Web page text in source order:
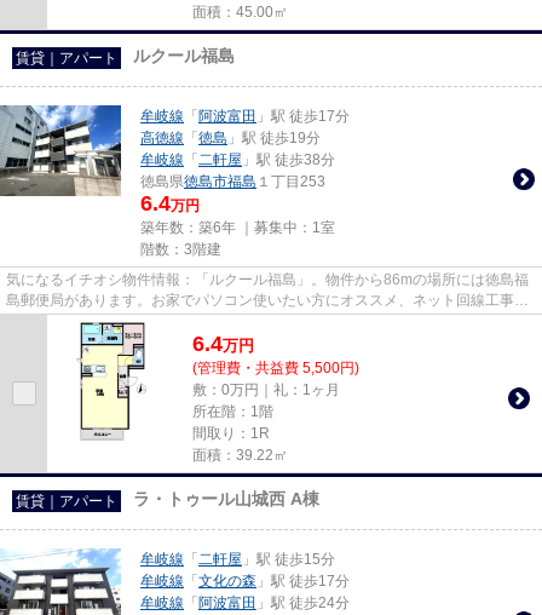
面積：45.00㎡
賃貸｜アパート ルクール福島
牟岐線 「 阿波富田 」駅 徒歩17分
高徳線 「 徳島 」駅 徒歩19分
牟岐線 「 二軒屋 」駅 徒歩38分
徳島県徳島市福島 １丁目253
6.4万円
築年数：築6年 ｜募集中： 1室
階数：3階建
気になるイチオシ物件情報：「ルクール福島」。物件から86mの場所には徳島福
島郵便局があります。お家でパソコン使いたい方にオススメ、ネット回線工事済
み物件。こちらの物件は築5年...
6.4万円
(管理費・共益費 5,500円)
敷：0万円｜礼：1ヶ月
所在階：1階
間取り：1R
面積：39.22㎡
賃貸｜アパート ラ・トゥール山城西 A棟
牟岐線 「 二軒屋 」駅 徒歩15分
牟岐線 「 文化の森 」駅 徒歩17分
牟岐線 「 阿波富田 」駅 徒歩24分